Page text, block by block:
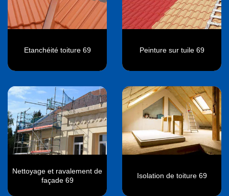
Etanchéité toiture 69 Peinture sur tuile 69
Nettoyage et ravalement de
façade 69
Isolation de toiture 69